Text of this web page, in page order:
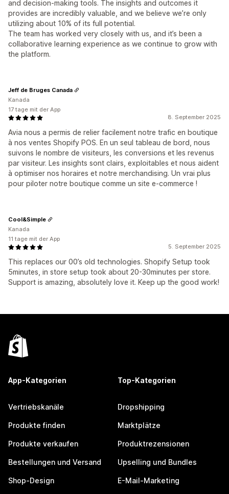
and decision-making tools. The insights and outcomes it
provides are incredibly valuable, and we believe we’re only
utilizing about 10% of its full potential.
The team has worked very closely with us, and it’s been a
collaborative learning experience as we continue to grow with
the platform.
8. September 2025
Avia nous a permis de relier facilement notre trafic en boutique
à nos ventes Shopify POS. En un seul tableau de bord, nous
suivons le nombre de visiteurs, les conversions et les revenus
par visiteur. Les insights sont clairs, exploitables et nous aident
à optimiser nos horaires et notre merchandising. Un vrai plus
pour piloter notre boutique comme un site e-commerce !
Jeff de Bruges Canada
Kanada
17 tage mit der App
5. September 2025
This replaces our 00’s old technologies. Shopify Setup took
5minutes, in store setup took about 20-30minutes per store.
Support is amazing, absolutely love it. Keep up the good work!
Cool&Simple
Kanada
11 tage mit der App
App-Kategorien
Vertriebskanäle
Produkte finden
Produkte verkaufen
Bestellungen und Versand
Shop-Design
Top-Kategorien
Dropshipping
Marktplätze
Produktrezensionen
Upselling und Bundles
E-Mail-Marketing